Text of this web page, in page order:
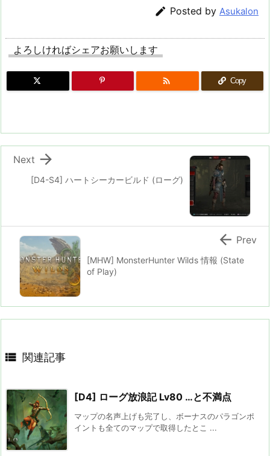
 Posted by Asukalon
よろしければシェアお願いします
 Copy
[D4-S4] ハートシーカービルド (ローグ)

Next
[MHW] MonsterHunter Wilds 情報 (State
of Play)
 Prev
 関連記事
[D4] ローグ放浪記 Lv80 …と不満点
マップの名声上げも完了し、ボーナスのパラゴンポ
イントも全てのマップで取得したとこ ...